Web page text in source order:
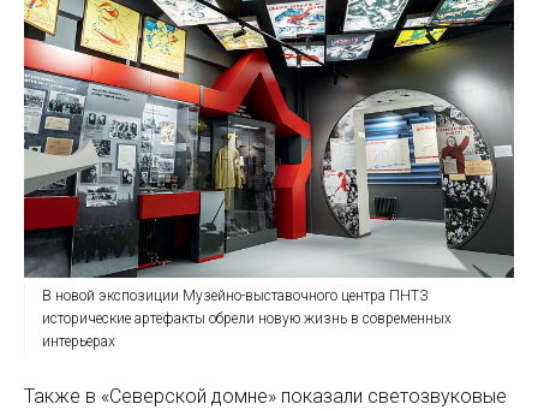
В новой экспозиции Музейно-выставочного центра ПНТЗ
исторические артефакты обрели новую жизнь в современных
интерьерах
Также в «Северской домне» показали светозвуковые